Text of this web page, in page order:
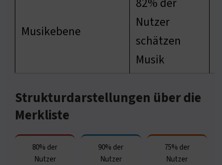
Musikebene
Nutzer
schätzen
Musik
Strukturdarstellungen über die
Merkliste
80% der
Nutzer
90% der
Nutzer
75% der
Nutzer